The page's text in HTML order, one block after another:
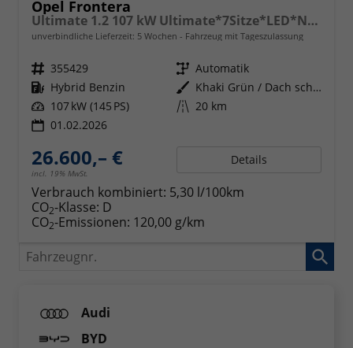
Opel Frontera
Ultimate 1.2 107 kW Ultimate*7Sitze*LED*Navi*Shzg*PDC*Cam*
unverbindliche Lieferzeit: 5 Wochen Fahrzeug mit Tageszulassung
Fahrzeugnr. 355429 Getriebe Automatik
Kraftstoff Hybrid Benzin Außenfarbe
Khaki Grün / Dach schwarz
Leistung 107 kW (145 PS) Kilometerstand 20 km
01.02.2026
26.600,– €
incl. 19% MwSt.
Details
Verbrauch kombiniert: 5,30 l/100km
CO2-Klasse: D
CO2-Emissionen: 120,00 g/km
Fahrzeugnr.
Audi
BYD